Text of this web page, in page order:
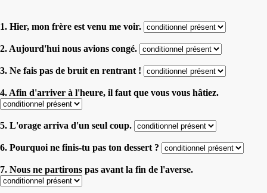
1. Hier, mon frère est venu me voir.
2. Aujourd'hui nous avions congé.
3. Ne fais pas de bruit en rentrant !
4. Afin d'arriver à l'heure, il faut que vous vous hâtiez.
5. L'orage arriva d'un seul coup.
6. Pourquoi ne finis-tu pas ton dessert ?
7. Nous ne partirons pas avant la fin de l'averse.